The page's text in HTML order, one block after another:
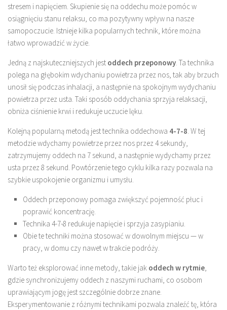
stresem i napięciem. Skupienie się na oddechu może pomóc w
osiągnięciu stanu relaksu, co ma pozytywny wpływ na nasze
samopoczucie. Istnieje kilka popularnych technik, które można
łatwo wprowadzić w życie.
Jedną z najskuteczniejszych jest oddech przeponowy. Ta technika
polega na głębokim wdychaniu powietrza przez nos, tak aby brzuch
unosił się podczas inhalacji, a następnie na spokojnym wydychaniu
powietrza przez usta. Taki sposób oddychania sprzyja relaksacji,
obniża ciśnienie krwi i redukuje uczucie lęku.
Kolejną popularną metodą jest technika oddechowa 4-7-8. W tej
metodzie wdychamy powietrze przez nos przez 4 sekundy,
zatrzymujemy oddech na 7 sekund, a następnie wydychamy przez
usta przez 8 sekund. Powtórzenie tego cyklu kilka razy pozwala na
szybkie uspokojenie organizmu i umysłu.
Oddech przeponowy pomaga zwiększyć pojemność płuc i
poprawić koncentrację.
Technika 4-7-8 redukuje napięcie i sprzyja zasypianiu.
Obie te techniki można stosować w dowolnym miejscu — w
pracy, w domu czy nawet w trakcie podróży.
Warto też eksplorować inne metody, takie jak oddech w rytmie,
gdzie synchronizujemy oddech z naszymi ruchami, co osobom
uprawiającym jogę jest szczególnie dobrze znane.
Eksperymentowanie z różnymi technikami pozwala znaleźć tę, która